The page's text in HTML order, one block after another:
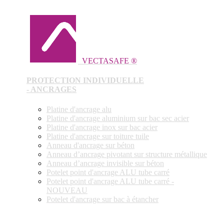
VECTASAFE ®
PROTECTION INDIVIDUELLE
- ANCRAGES
Platine d'ancrage alu
Platine d'ancrage aluminium sur bac sec acier
Platine d'ancrage inox sur bac acier
Platine d'ancrage sur toiture tuile
Anneau d'ancrage sur béton
Anneau d’ancrage pivotant sur structure métallique
Anneau d’ancrage invisible sur béton
Potelet point d'ancrage ALU tube carré
Potelet point d'ancrage ALU tube carré -
NOUVEAU
Potelet d'ancrage sur bac à étancher